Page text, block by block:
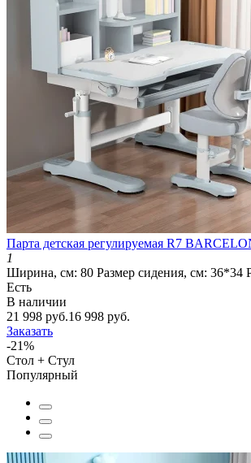
Парта детская регулируемая R7
1
Ширина, см: 80 Размер сидения, см: 36*34
Есть
В наличии
21 998 руб.16 998 руб.
Заказать
-21%
Стол + Стул
Популярный